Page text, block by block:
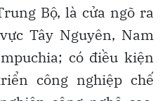
Bộ, là cửa ngõ ra
Tây Nguyên, Nam
có điều kiện
công nghiệp chế